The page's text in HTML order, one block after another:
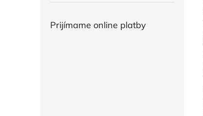
Prijímame online platby